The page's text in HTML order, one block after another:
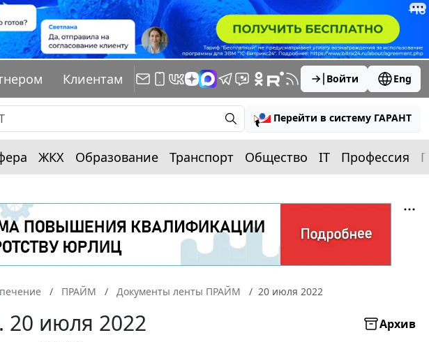
Клиентам Войти Eng
Перейти в систему ГАРАНТ
ЖКХ Образование Транспорт Общество IT Профессия
ПРАЙМ Документы ленты ПРАЙМ 20 июля 2022
июля 2022
Архив